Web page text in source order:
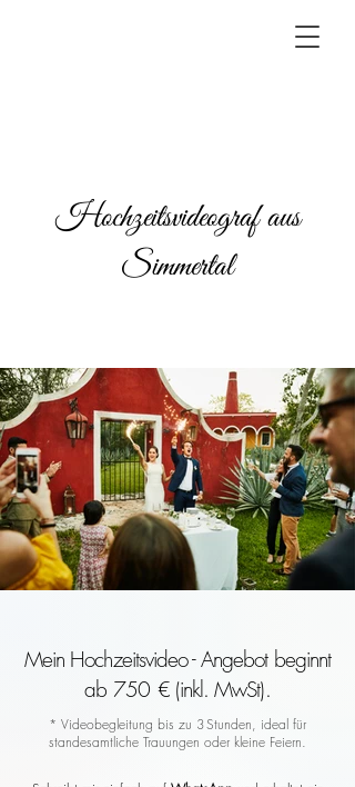
Hochzeitsvideograf aus
Simmertal
Mein Hochzeitsvideo - Angebot beginnt
ab 750 € (inkl. MwSt).
* Videobegleitung bis zu 3 Stunden, ideal für
standesamtliche Trauungen oder kleine Feiern.